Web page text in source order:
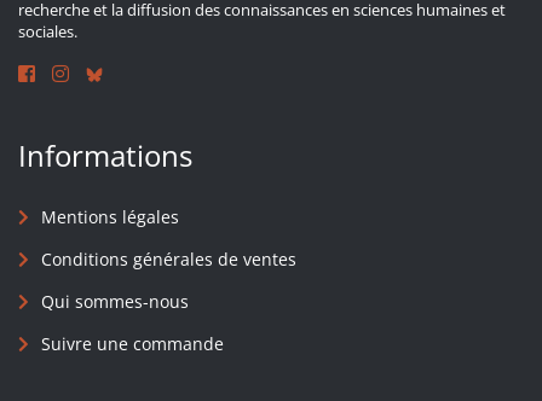
recherche et la diffusion des connaissances en sciences humaines et
sociales.
Informations
Mentions légales
Conditions générales de ventes
Qui sommes-nous
Suivre une commande